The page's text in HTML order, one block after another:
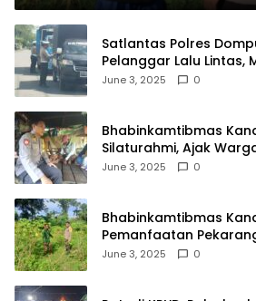
Satlantas Polres
Pelanggar Lalu Lintas,
Kendaraan Tak Bayar
June 3, 2025 0
Bhabinkamtibmas
Silaturahmi, Ajak
Lingkungan
June 3, 2025 0
Bhabinkamtibmas
Pemanfaatan
Ketahanan Pangan
June 3, 2025 0